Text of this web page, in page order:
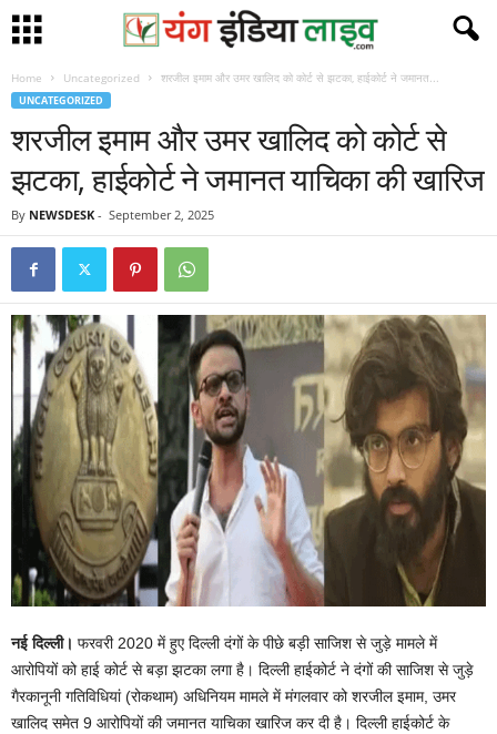
Home Uncategorized शरजील इमाम और उमर खालिद को कोर्ट से झटका, हाईकोर्ट ने जमानत...
UNCATEGORIZED
शरजील इमाम और उमर खालिद को कोर्ट से
झटका, हाईकोर्ट ने जमानत याचिका की खारिज
By NEWSDESK - September 2, 2025
नई दिल्ली। फरवरी 2020 में हुए दिल्ली दंगों के पीछे बड़ी साजिश से जुड़े मामले में
आरोपियों को हाई कोर्ट से बड़ा झटका लगा है। दिल्ली हाईकोर्ट ने दंगों की साजिश से जुड़े
गैरकानूनी गतिविधियां (रोकथाम) अधिनियम मामले में मंगलवार को शरजील इमाम, उमर
खालिद समेत 9 आरोपियों की जमानत याचिका खारिज कर दी है। दिल्ली हाईकोर्ट के